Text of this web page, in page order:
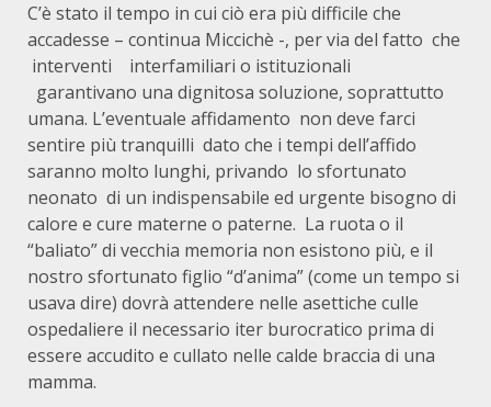
C’è stato il tempo in cui ciò era più difficile che
accadesse – continua Miccichè -, per via del fatto che
interventi interfamiliari o istituzionali
garantivano una dignitosa soluzione, soprattutto
umana. L’eventuale affidamento non deve farci
sentire più tranquilli dato che i tempi dell’affido
saranno molto lunghi, privando lo sfortunato
neonato di un indispensabile ed urgente bisogno di
calore e cure materne o paterne. La ruota o il
“baliato” di vecchia memoria non esistono più, e il
nostro sfortunato figlio “d’anima” (come un tempo si
usava dire) dovrà attendere nelle asettiche culle
ospedaliere il necessario iter burocratico prima di
essere accudito e cullato nelle calde braccia di una
mamma.